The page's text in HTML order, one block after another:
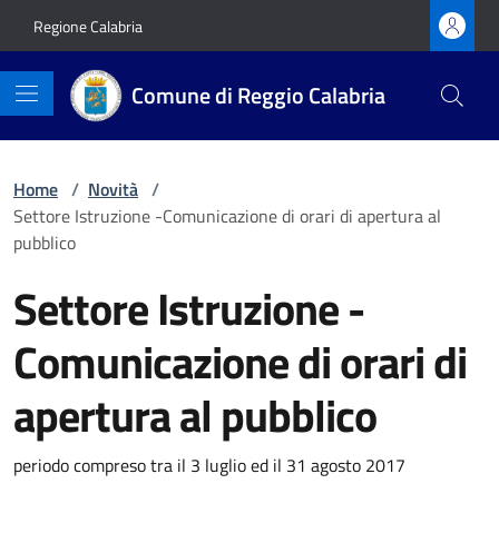
Regione Calabria
Comune di Reggio Calabria
Home / Novità /
Settore Istruzione -Comunicazione di orari di apertura al
pubblico
Settore Istruzione -
Comunicazione di orari di
apertura al pubblico
Dettagli della notizia
periodo compreso tra il 3 luglio ed il 31 agosto 2017